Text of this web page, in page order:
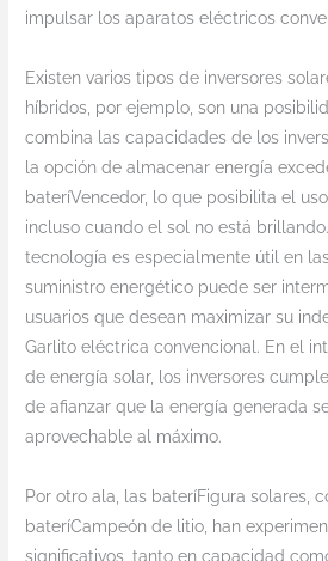
impulsar los aparatos eléctricos
Existen varios tipos de inversores
híbridos, por ejemplo, son una
combina las capacidades de los
la opción de almacenar energía
bateríVencedor, lo que posibilita el
incluso cuando el sol no está
tecnología es especialmente útil en
suministro energético puede ser
usuarios que desean maximizar su
Garlito eléctrica convencional. En el
de energía solar, los inversores
de afianzar que la energía generada
aprovechable al máximo.
Por otro ala, las bateríFigura solares,
bateríCampeón de litio, han
significativos, tanto en capacidad